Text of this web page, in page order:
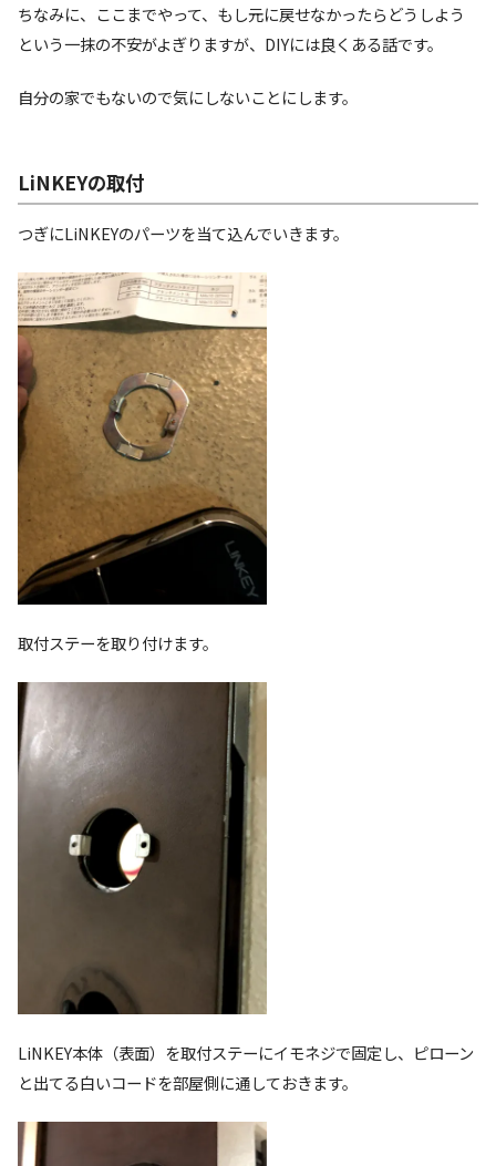
ちなみに、ここまでやって、もし元に戻せなかったらどうしよう
という一抹の不安がよぎりますが、DIYには良くある話です。
自分の家でもないので気にしないことにします。
LiNKEYの取付
つぎにLiNKEYのパーツを当て込んでいきます。
取付ステーを取り付けます。
LiNKEY本体（表面）を取付ステーにイモネジで固定し、ピローン
と出てる白いコードを部屋側に通しておきます。